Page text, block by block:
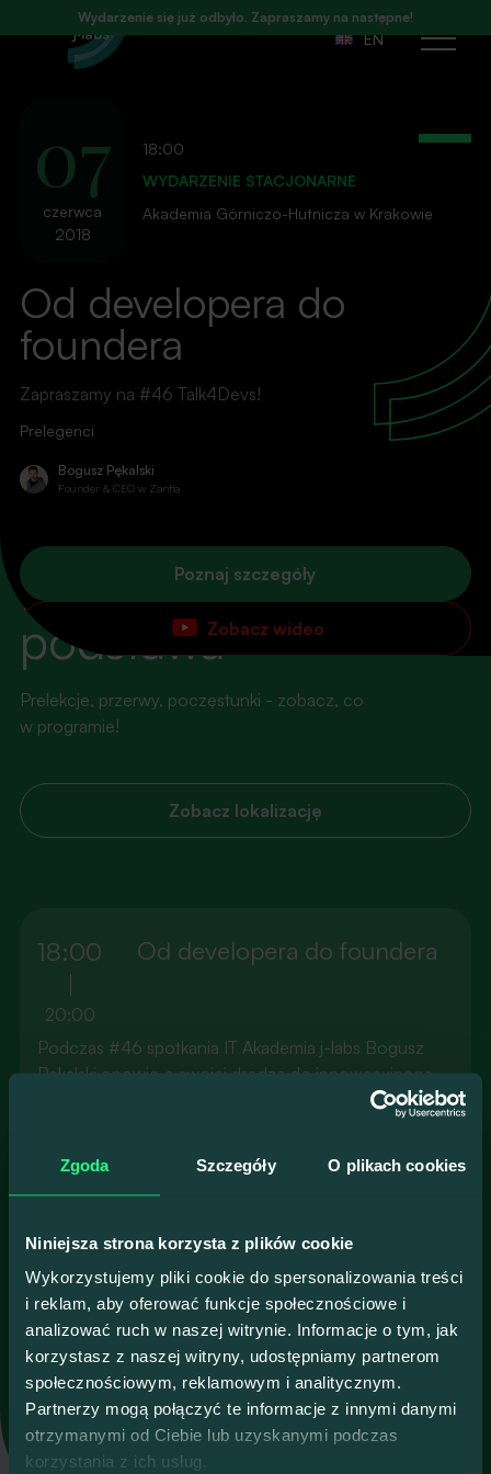
Zgoda Szczegóły O plikach cookies
Niniejsza strona korzysta z plików cookie
Wykorzystujemy pliki cookie do spersonalizowania treści
i reklam, aby oferować funkcje społecznościowe i
analizować ruch w naszej witrynie. Informacje o tym, jak
korzystasz z naszej witryny, udostępniamy partnerom
społecznościowym, reklamowym i analitycznym.
Partnerzy mogą połączyć te informacje z innymi danymi
otrzymanymi od Ciebie lub uzyskanymi podczas
korzystania z ich usług.
EN
Otwórz
07
czerwca
2018
18:00
WYDARZENIE STACJONARNE
Akademia Górniczo-Hutnicza w Krakowie
Od developera do
foundera
Zapraszamy na #46 Talk4Devs!
Prelegenci
Bogusz Pękalski
Founder & CEO w Zanfia
Poznaj szczegóły
Zobacz wideo
AGENDA
Dobry plan to
podstawa
Prelekcje, przerwy, poczęstunki - zobacz, co
w programie!
Zobacz lokalizację
18:00
20:00
Od developera do foundera
Podczas #46 spotkania IT Akademia j-labs Bogusz
Pękalski opowie o swojej drodze do innowacyjnego
- Jak sprawdzić swój pomysł i zdobyć pierwszych
- Jaką przewagę mają programiści przy zakładaniu
biznesu?
- Jak płynnie i bez ryzyka przejść z etatu do własnej
firmy?
- Jak wykorzystać chmurę i nowe technologie w
zatwardziałej branży ubezpieczeniowej?
- Jakiej architektury użyliśmy w Polisie w Chmurze?
Prelegent
Founder & CEO w Zanfia
Co-founder i CEO w Polisa w Chmurze, programista
.NET, podróżnik, żeglarz, gitarzysta, mąż i ojciec. Z
branżą IT związany od zawsze. Swoje pierwsze
programy pisał w wieku 9 lat na Commodore 64.
Nagrywa podcast i bloguje pod marką
StartupMyWay.com.
Więcej
Wydarzenie się już odbyło. Zapraszamy na następne!